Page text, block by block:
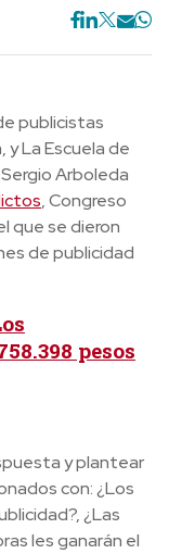
publicistas
y La Escuela de
Arboleda
, Congreso
que se dieron
de publicidad
pesos
y plantear
con: ¿Los
¿Las
les ganarán el